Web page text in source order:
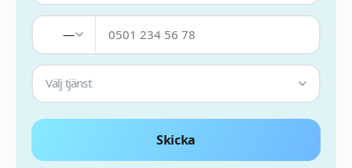
—
Välj tjänst
Skicka